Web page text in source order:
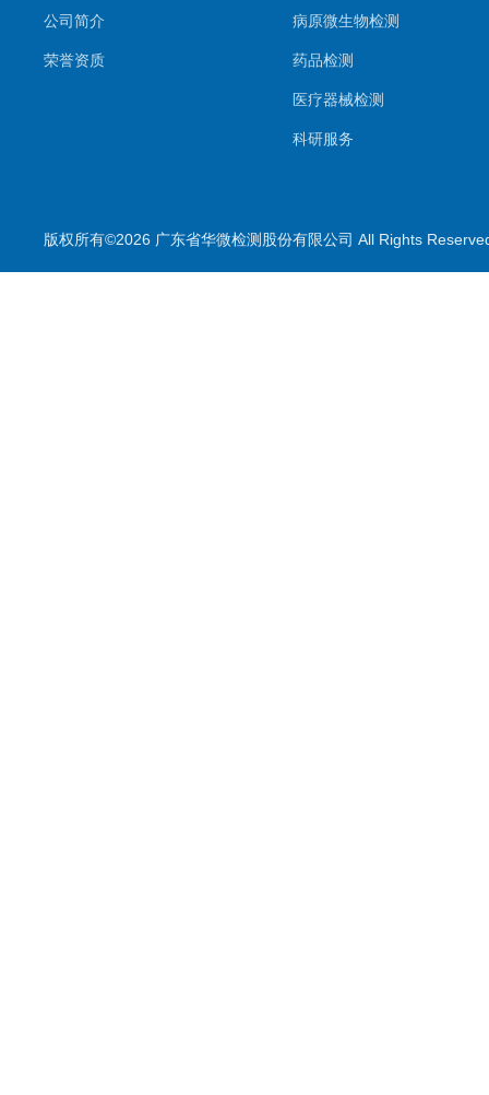
公司简介
荣誉资质
病原微生物检测
药品检测
医疗器械检测
科研服务
版权所有©2026 广东省华微检测股份有限公司 All Rights